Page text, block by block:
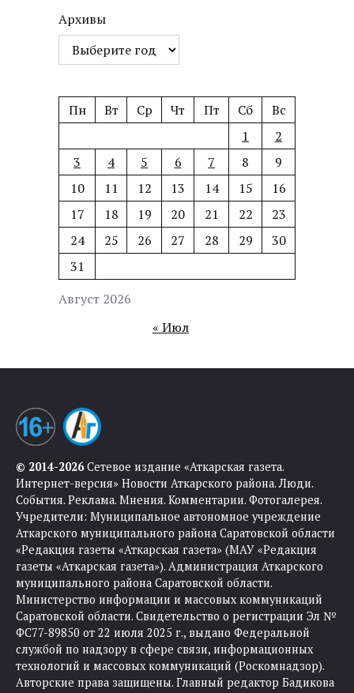
Архивы
Август 2026
Пн Вт Ср Чт Пт Сб
Вс
1
2
3
4 5 6 7 8
9
10
11 12 13 14 15
16
17
18 19 20 21 22
23
24
25 26 27 28 29
30
31
« Июл
© 2014-2026Сетевое издание «Аткарская газета.
Интернет-версия» Новости Аткарского района. Люди.
События. Реклама. Мнения. Комментарии. Фотогалерея.
Учредители: Муниципальное автономное учреждение
Аткарского муниципального района Саратовской области
«Редакция газеты «Аткарская газета» (МАУ «Редакция
газеты «Аткарская газета»). Администрация Аткарского
муниципального района Саратовской области.
Министерство информации и массовых коммуникаций
Саратовской области. Свидетельство о регистрации Эл №
ФС77-89850 от 22 июля 2025 г., выдано Федеральной
службой по надзору в сфере связи, информационных
технологий и массовых коммуникаций (Роскомнадзор).
Авторские права защищены. Главный редактор Бадикова